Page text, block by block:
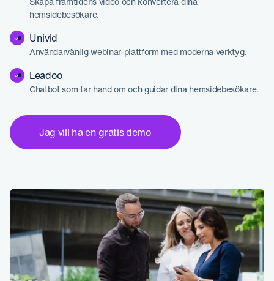
hemsidebesökare.
Univid
Användarvänlig webinar-plattform med moderna verktyg.
Leadoo
Chatbot som tar hand om och guidar dina hemsidebesökare.
Jag vill ha en gratis demo